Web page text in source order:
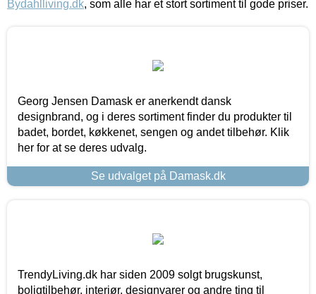
Bydahlliving.dk, som alle har et stort sortiment til gode priser.
Georg Jensen Damask er anerkendt dansk
designbrand, og i deres sortiment finder du produkter til
badet, bordet, køkkenet, sengen og andet tilbehør. Klik
her for at se deres udvalg.
Se udvalget på Damask.dk
TrendyLiving.dk har siden 2009 solgt brugskunst,
boligtilbehør, interiør, designvarer og andre ting til